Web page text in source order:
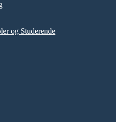
og Studerende